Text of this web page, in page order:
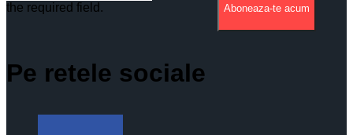
the required field.
Aboneaza-te acum
Pe retele sociale